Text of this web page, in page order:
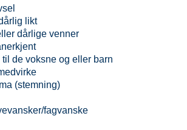
likt
dårlige venner
de voksne og eller barn
(stemning)
fagvanske